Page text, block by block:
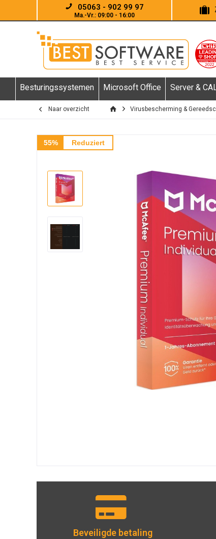
05063 - 902 99 97
Ma.-Vr.: 09:00 - 16:00
Besturingssystemen Microsoft Office Server &
Naar overzicht Virusbescherming &
55% Reduziert
Beveiligde betaling